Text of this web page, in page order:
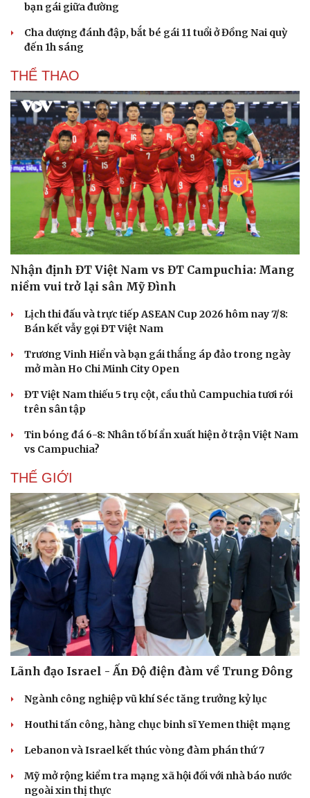
Cải chính
bạn gái giữa đường
Cha dượng đánh đập, bắt bé gái 11 tuổi ở Đồng Nai quỳ
đến 1h sáng
THỂ THAO
Nhận định ĐT Việt Nam vs ĐT Campuchia: Mang
niềm vui trở lại sân Mỹ Đình
Lịch thi đấu và trực tiếp ASEAN Cup 2026 hôm nay 7/8:
Bán kết vẫy gọi ĐT Việt Nam
Trương Vinh Hiển và bạn gái thắng áp đảo trong ngày
mở màn Ho Chi Minh City Open
ĐT Việt Nam thiếu 5 trụ cột, cầu thủ Campuchia tươi rói
trên sân tập
Tin bóng đá 6-8: Nhân tố bí ẩn xuất hiện ở trận Việt Nam
vs Campuchia?
THẾ GIỚI
Lãnh đạo Israel - Ấn Độ điện đàm về Trung Đông
Ngành công nghiệp vũ khí Séc tăng trưởng kỷ lục
Houthi tấn công, hàng chục binh sĩ Yemen thiệt mạng
Lebanon và Israel kết thúc vòng đàm phán thứ 7
Mỹ mở rộng kiểm tra mạng xã hội đối với nhà báo nước
ngoài xin thị thực